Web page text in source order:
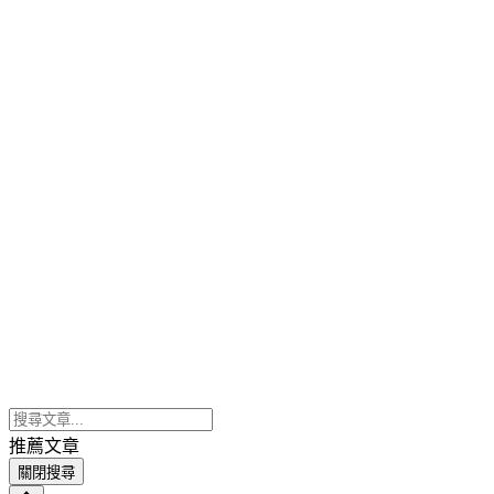
推薦文章
關閉搜尋